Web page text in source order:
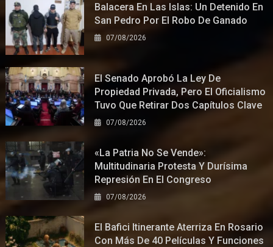
Balacera En Las Islas: Un Detenido En
San Pedro Por El Robo De Ganado
07/08/2026
El Senado Aprobó La Ley De
Propiedad Privada, Pero El Oficialismo
Tuvo Que Retirar Dos Capítulos Clave
07/08/2026
«La Patria No Se Vende»:
Multitudinaria Protesta Y Durísima
Represión En El Congreso
07/08/2026
El Bafici Itinerante Aterriza En Rosario
Con Más De 40 Películas Y Funciones